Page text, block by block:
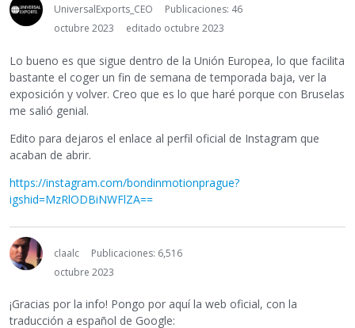
UniversalExports_CEO
Publicaciones: 46
octubre 2023
editado octubre 2023
Lo bueno es que sigue dentro de la Unión Europea, lo que facilita
bastante el coger un fin de semana de temporada baja, ver la
exposición y volver. Creo que es lo que haré porque con Bruselas
me salió genial.
Edito para dejaros el enlace al perfil oficial de Instagram que
acaban de abrir.
https://instagram.com/bondinmotionprague?
igshid=MzRlODBiNWFlZA==
claalc
Publicaciones: 6,516
octubre 2023
¡Gracias por la info! Pongo por aquí la web oficial, con la
traducción a español de Google: